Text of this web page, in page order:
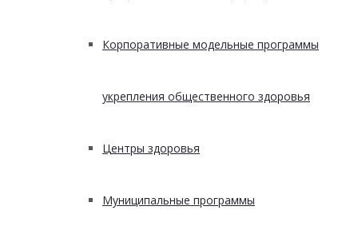
Корпоративные модельные программы
укрепления общественного здоровья
Центры здоровья
Муниципальные программы